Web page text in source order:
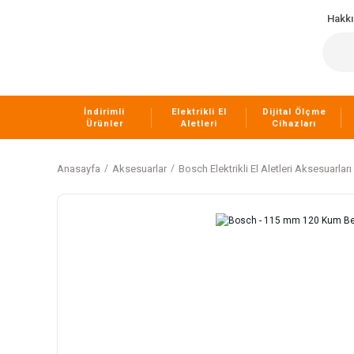
İndirimli
Ürünler
Elektrikli El
Aletleri
Dijital Ölçme
Cihazları
Anasayfa Aksesuarlar Bosch Elektrikli El Aletleri Aksesuarları